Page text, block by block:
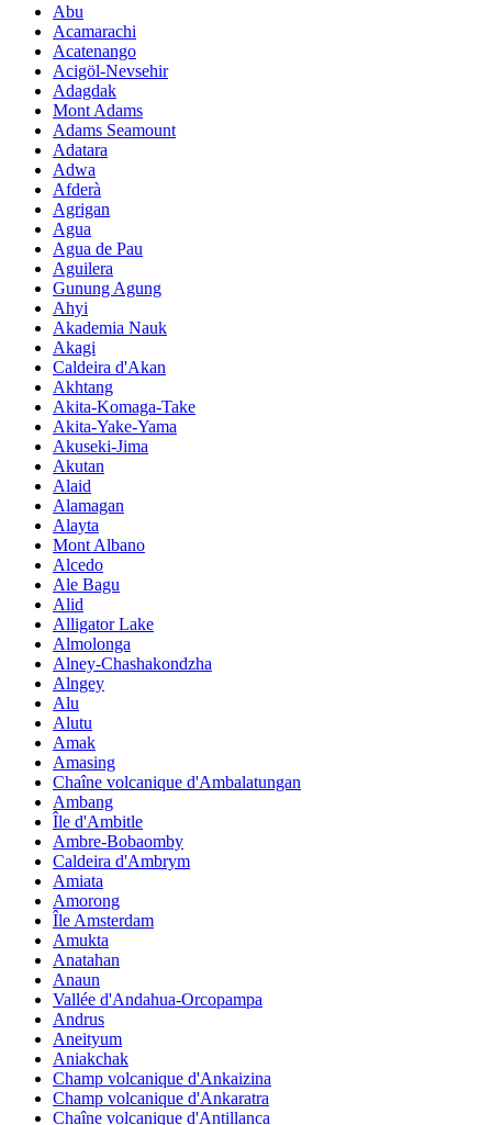
Abu
Acamarachi
Acatenango
Acigöl-Nevsehir
Adagdak
Mont Adams
Adams Seamount
Adatara
Adwa
Afderà
Agrigan
Agua
Agua de Pau
Aguilera
Gunung Agung
Ahyi
Akademia Nauk
Akagi
Caldeira d'Akan
Akhtang
Akita-Komaga-Take
Akita-Yake-Yama
Akuseki-Jima
Akutan
Alaid
Alamagan
Alayta
Mont Albano
Alcedo
Ale Bagu
Alid
Alligator Lake
Almolonga
Alney-Chashakondzha
Alngey
Alu
Alutu
Amak
Amasing
Chaîne volcanique d'Ambalatungan
Ambang
Île d'Ambitle
Ambre-Bobaomby
Caldeira d'Ambrym
Amiata
Amorong
Île Amsterdam
Amukta
Anatahan
Anaun
Vallée d'Andahua-Orcopampa
Andrus
Aneityum
Aniakchak
Champ volcanique d'Ankaizina
Champ volcanique d'Ankaratra
Chaîne volcanique d'Antillanca